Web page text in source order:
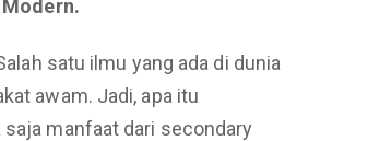
satu ilmu yang ada di dunia
awam. Jadi, apa itu
manfaat dari secondary